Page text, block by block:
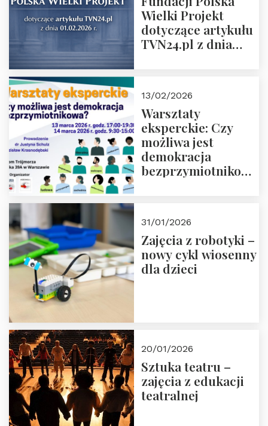
Wielki Projekt
dotyczące artykułu
TVN24.pl z dnia
13/02/2026
Warsztaty
eksperckie: Czy
możliwa jest
demokracja
bezprzymiotnikowa?
31/01/2026
Zajęcia z robotyki –
nowy cykl wiosenny
dla dzieci
20/01/2026
Sztuka teatru –
zajęcia z edukacji
teatralnej